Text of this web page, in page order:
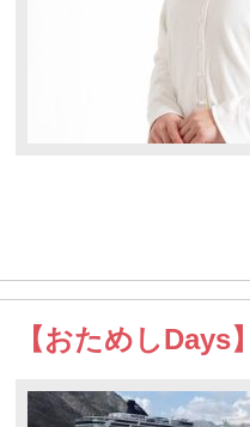
【おためしDays